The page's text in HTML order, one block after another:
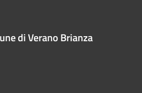
di Verano Brianza